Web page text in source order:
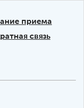
приема
связь